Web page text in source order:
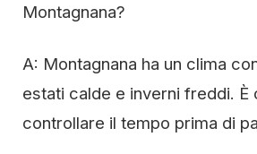
Montagnana?
A: Montagnana ha un clima
estati calde e inverni freddi. È
controllare il tempo prima di